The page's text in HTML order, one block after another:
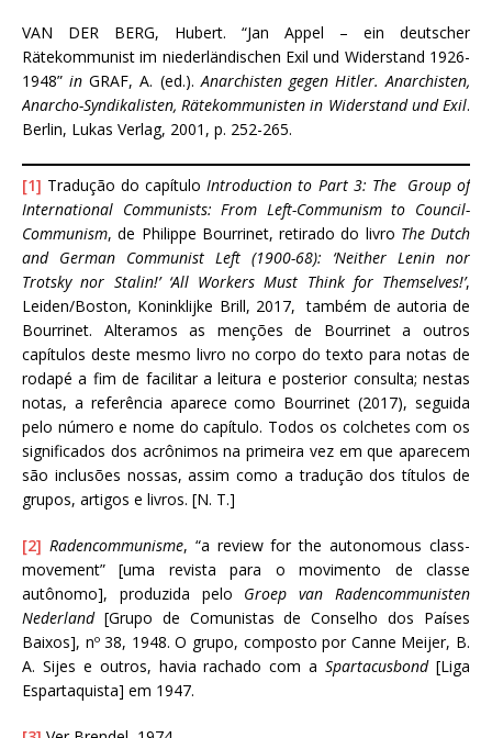
VAN DER BERG, Hubert. “Jan Appel – ein deutscher
Rätekommunist im niederländischen Exil und Widerstand 1926-
1948”inGRAF, A. (ed.). Anarchisten gegen Hitler. Anarchisten,
Anarcho-Syndikalisten, Rätekommunisten in Widerstand und Exil.
Berlin, Lukas Verlag, 2001, p. 252-265.
[1] Tradução do capítulo Introduction to Part 3: The Group of
International Communists: From Left-Communism to Council-
Communism, de Philippe Bourrinet, retirado do livro The Dutch
and German Communist Left (1900-68): ‘Neither Lenin nor
Trotsky nor Stalin!’ ‘All Workers Must Think for Themselves!’,
Leiden/Boston, Koninklijke Brill, 2017, também de autoria de
Bourrinet. Alteramos as menções de Bourrinet a outros
capítulos deste mesmo livro no corpo do texto para notas de
rodapé a fim de facilitar a leitura e posterior consulta; nestas
notas, a referência aparece como Bourrinet (2017), seguida
pelo número e nome do capítulo. Todos os colchetes com os
significados dos acrônimos na primeira vez em que aparecem
são inclusões nossas, assim como a tradução dos títulos de
grupos, artigos e livros. [N. T.]
[2] Radencommunisme, “a review for the autonomous class-
movement” [uma revista para o movimento de classe
autônomo], produzida pelo Groep van Radencommunisten
Nederland[Grupo de Comunistas de Conselho dos Países
Baixos], nº 38, 1948. O grupo, composto por Canne Meijer, B.
A. Sijes e outros, havia rachado com aSpartacusbond[Liga
Espartaquista] em 1947.